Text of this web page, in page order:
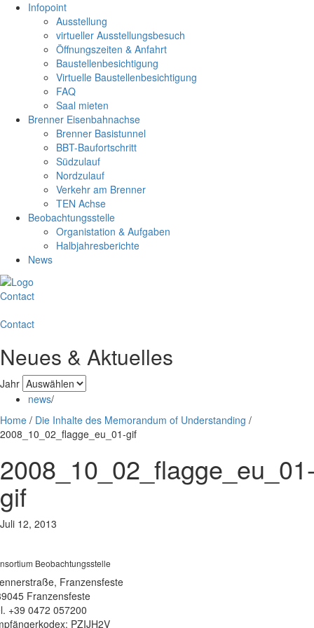
Infopoint
Ausstellung
virtueller Ausstellungsbesuch
Öffnungszeiten & Anfahrt
Baustellenbesichtigung
Virtuelle Baustellenbesichtigung
FAQ
Saal mieten
Brenner Eisenbahnachse
Brenner Basistunnel
BBT-Baufortschritt
Südzulauf
Nordzulauf
Verkehr am Brenner
TEN Achse
Beobachtungsstelle
Organistation & Aufgaben
Halbjahresberichte
News
Contact
Contact
Neues & Aktuelles
Jahr
news/
Home / Die Inhalte des Memorandum of Understanding /
2008_10_02_flagge_eu_01-gif
gif
Juli 12, 2013
Beobachtungsstelle
Franzensfeste
Franzensfeste
+39 0472 057200
PZIJH2V